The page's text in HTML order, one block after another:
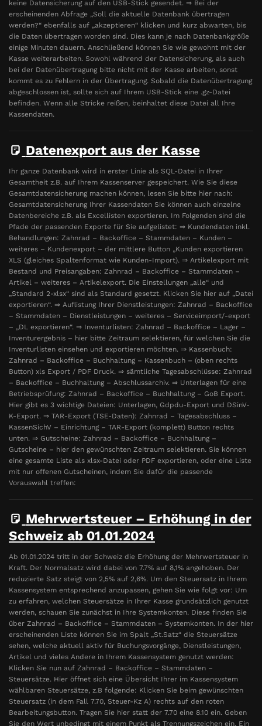
keine Datensicherung auf den USB-Stick gesendet. ⇒ Bei der
erscheinenden Abfrage „Soll die aktuelle Datenbank übertragen
werden?“ ebenfalls auf „akzeptieren“ klicken und kurz abwarten, bis
die Daten übertragen worden sind. Dies kann je nach Datenbankgröße
einige Minuten dauern. Anschließend können Sie wie gewohnt mit der
Kasse weiterarbeiten. Sowohl während der Datensicherung, als auch
bei der Datenübertragung bitte nicht mit der Kasse arbeiten, sonst
kommt es zu Fehlern in der Übertragung. Sobald die Datenübertragung
abgeschlossen ist, sollte sich auf Ihrem USB-Stick eine .gz-Datei
befinden. Wenn alle Stricke reißen, beinhaltet diese Datei all Ihre
Kassendaten.
Datenexport aus der Kasse
Ihr ganze Datenbank wird in erster Linie als SQL-Datei in Ihrer
Gesamtheit z.B. auf Ihrem Kassenserver gespeichert. Wie Sie diese
Gesamtdatensicherung machen können, lesen Sie bitte hier nach:
Gesamtdatensicherung Ihrer Kassendaten Sie können auch einzelne
Datenbereiche z.B. als Excellisten exportieren. Im Folgenden sind die
Pfade der passenden Exporte für Sie aufgelistet: ⇒ Kundendaten inkl.
Behandlungen: Zahnrad – Backoffice – Stammdaten – Kunden –
weiteres – Kundenexport – der mittlere Button „Kunden exportieren
XLS (gleiches Spaltenformat wie Kunden-Import). ⇒ Artikelexport mit
Bestand und Preisangaben: Zahnrad – Backoffice – Stammdaten –
Artikel – weiteres – Artikelexport. Die Einstellungen „alle“ und
„Standard 2-xlsx“ sind als Standard gesetzt. Klicken Sie hier auf „Datei
exportieren“. ⇒ Auflistung Ihrer Dienstleistungen: Zahnrad – Backoffice
– Stammdaten – Dienstleistungen – weiteres – Serviceimport/-export
– „DL exportieren“. ⇒ Inventurlisten: Zahnrad – Backoffice – Lager –
Inventurergebnis – hier bitte Zeitraum selektieren, für welchen Sie die
Inventurlisten einsehen und exportieren möchten. ⇒ Kassenbuch:
Zahnrad – Backoffice – Buchhaltung – Kassenbuch – (oben rechts
Button) xls Export / PDF Druck. ⇒ sämtliche Tagesabschlüsse: Zahnrad
– Backoffice – Buchhaltung – Abschlussarchiv. ⇒ Unterlagen für eine
Betriebsprüfung: Zahnrad – Backoffice – Buchhaltung – GoB Export.
Hier gibt es 3 wichtige Dateien: Unterlagen, Gdpdu-Export und DSinV-
K-Export. ⇒ TAR-Export (TSE-Daten): Zahnrad – Tagesabschluss –
KassenSichV – Einrichtung – TAR-Export (komplett) Button rechts
unten. ⇒ Gutscheine: Zahnrad – Backoffice – Buchhaltung –
Gutscheine – hier den gewünschten Zeitraum selektieren. Sie können
eine gesamte Liste als xlsx-Datei oder PDF exportieren, oder eine Liste
mit nur offenen Gutscheinen, indem Sie dafür die passende
Vorauswahl treffen:
Mehrwertsteuer – Erhöhung in der
Schweiz ab 01.01.2024
Ab 01.01.2024 tritt in der Schweiz die Erhöhung der Mehrwertsteuer in
Kraft. Der Normalsatz wird dabei von 7.7% auf 8,1% angehoben. Der
reduzierte Satz steigt von 2,5% auf 2,6%. Um den Steuersatz in Ihrem
Kassensystem entsprechend anzupassen, gehen Sie wie folgt vor: Um
zu erfahren, welchen Steuersätze in Ihrer Kasse grundsätzlich genutzt
werden, schauen Sie zunächst in Ihre Systemkonten. Diese finden Sie
über Zahnrad – Backoffice – Stammdaten – Systemkonten. In der hier
erscheinenden Liste können Sie im Spalt „St.Satz“ die Steuersätze
sehen, welche aktuell aktiv für Buchungsvorgänge, Dienstleistungen,
Artikel und vieles Andere in Ihrem Kassensystem genutzt werden:
Klicken Sie nun auf Zahnrad – Backoffice – Stammdaten –
Steuersätze. Hier öffnet sich eine Übersicht Ihrer im Kassensystem
wählbaren Steuersätze, z.B folgende: Klicken Sie beim gewünschten
Steuersatz (in dem Fall 7.70, Steuer-Kz A) rechts auf den roten
Bearbeitungsbutton. Tragen Sie hier statt der 7.70 eine 8.10 ein. Geben
Sie den Wert unbedingt mit einem Punkt als Trennungszeichen ein. Ein